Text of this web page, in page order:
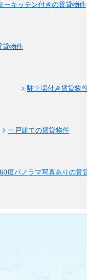
ーキッチン付きの賃貸物件
貸物件
駐車場付き賃貸物
一戸建ての賃貸物件
度パノラマ写真ありの賃